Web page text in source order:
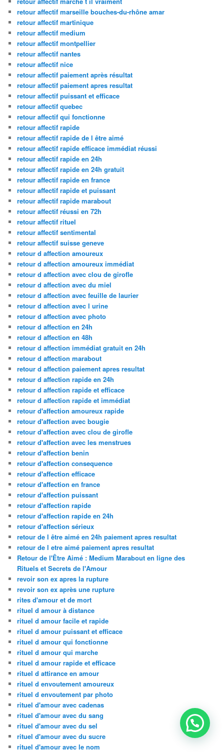
retour affectif marseille bouches-du-rhône amar
retour affectif martinique
retour affectif medium
retour affectif montpellier
retour affectif nantes
retour affectif nice
retour affectif paiement après résultat
retour affectif paiement apres resultat
retour affectif puissant et efficace
retour affectif quebec
retour affectif qui fonctionne
retour affectif rapide
retour affectif rapide de l être aimé
retour affectif rapide efficace immédiat réussi
retour affectif rapide en 24h
retour affectif rapide en 24h gratuit
retour affectif rapide en france
retour affectif rapide et puissant
retour affectif rapide marabout
retour affectif réussi en 72h
retour affectif rituel
retour affectif sentimental
retour affectif suisse geneve
retour d affection amoureux
retour d affection amoureux immédiat
retour d affection avec clou de girofle
retour d affection avec du miel
retour d affection avec feuille de laurier
retour d affection avec l urine
retour d affection avec photo
retour d affection en 24h
retour d affection en 48h
retour d affection immédiat gratuit en 24h
retour d affection marabout
retour d affection paiement apres resultat
retour d affection rapide en 24h
retour d affection rapide et efficace
retour d affection rapide et immédiat
retour d'affection amoureux rapide
retour d'affection avec bougie
retour d'affection avec clou de girofle
retour d'affection avec les menstrues
retour d'affection benin
retour d'affection consequence
retour d'affection efficace
retour d'affection en france
retour d'affection puissant
retour d'affection rapide
retour d'affection rapide en 24h
retour d'affection sérieux
retour de l être aimé en 24h paiement apres resultat
retour de l etre aimé paiement apres resultat
Retour de l'Être Aimé : Medium Marabout en ligne des
Rituels et Secrets de l'Amour
revoir son ex apres la rupture
revoir son ex après une rupture
rites d'amour et de mort
rituel d amour à distance
rituel d amour facile et rapide
rituel d amour puissant et efficace
rituel d amour qui fonctionne
rituel d amour qui marche
rituel d amour rapide et efficace
rituel d attirance en amour
rituel d envoutement amoureux
rituel d envoutement par photo
rituel d'amour avec cadenas
rituel d'amour avec du sang
rituel d'amour avec du sel
rituel d'amour avec du sucre
rituel d'amour avec le nom